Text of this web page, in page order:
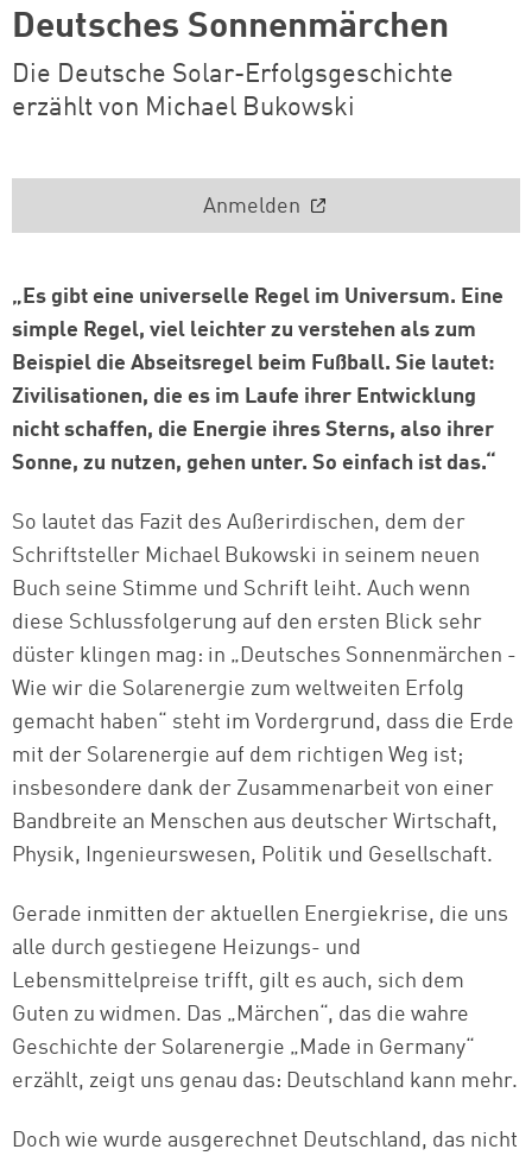
Deutsches Sonnenmärchen
Die Deutsche Solar-Erfolgsgeschichte
erzählt von Michael Bukowski
Anmelden
„Es gibt eine universelle Regel im Universum. Eine
simple Regel, viel leichter zu verstehen als zum
Beispiel die Abseitsregel beim Fußball. Sie lautet:
Zivilisationen, die es im Laufe ihrer Entwicklung
nicht schaffen, die Energie ihres Sterns, also ihrer
Sonne, zu nutzen, gehen unter. So einfach ist das.“
So lautet das Fazit des Außerirdischen, dem der
Schriftsteller Michael Bukowski in seinem neuen
Buch seine Stimme und Schrift leiht. Auch wenn
diese Schlussfolgerung auf den ersten Blick sehr
düster klingen mag: in „Deutsches Sonnenmärchen -
Wie wir die Solarenergie zum weltweiten Erfolg
gemacht haben“ steht im Vordergrund, dass die Erde
mit der Solarenergie auf dem richtigen Weg ist;
insbesondere dank der Zusammenarbeit von einer
Bandbreite an Menschen aus deutscher Wirtschaft,
Physik, Ingenieurswesen, Politik und Gesellschaft.
Gerade inmitten der aktuellen Energiekrise, die uns
alle durch gestiegene Heizungs- und
Lebensmittelpreise trifft, gilt es auch, sich dem
Guten zu widmen. Das „Märchen“, das die wahre
Geschichte der Solarenergie „Made in Germany“
erzählt, zeigt uns genau das: Deutschland kann mehr.
Doch wie wurde ausgerechnet Deutschland, das nicht